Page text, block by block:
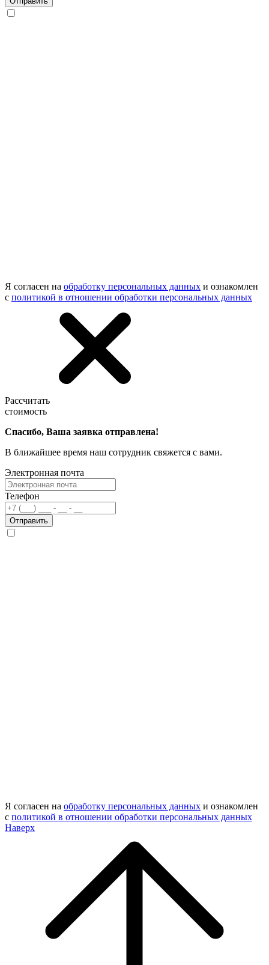
Я согласен на обработку персональных данных и ознакомлен
с политикой в отношении обработки персональных данных
Рассчитать
стоимость
Спасибо, Ваша заявка отправлена!
В ближайшее время наш сотрудник свяжется с вами.
Электронная почта
Телефон
Отправить
Я согласен на обработку персональных данных и ознакомлен
с политикой в отношении обработки персональных данных
Наверх